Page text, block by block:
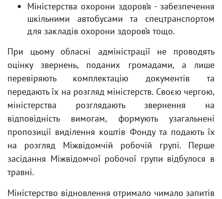
Міністерства охорони здоров’я - забезпечення
шкільними автобусами та спецтранспортом
для закладів охорони здоров’я тощо.
При цьому обласні адміністрації не проводять
оцінку звернень, поданих громадами, а лише
перевіряють комплектацію документів та
передають їх на розгляд міністерств. Своєю чергою,
міністерства розглядають звернення на
відповідність вимогам, формують узагальнені
пропозиції виділення коштів Фонду та подають їх
на розгляд Міжвідомчій робочій групі. Перше
засідання Міжвідомчої робочої групи відбулося в
травні.
Міністерство відновлення отримало чимало запитів